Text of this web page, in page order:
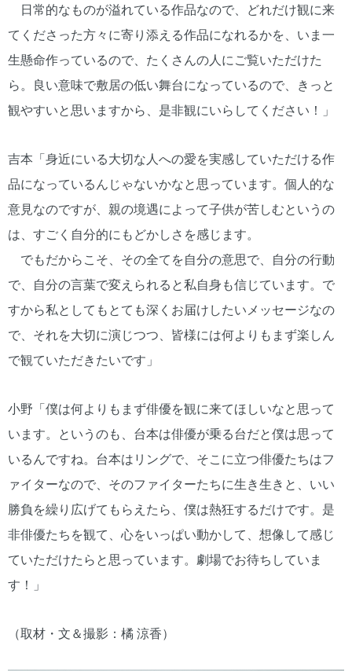
日常的なものが溢れている作品なので、どれだけ観に来
てくださった方々に寄り添える作品になれるかを、いま一
生懸命作っているので、たくさんの人にご覧いただけた
ら。良い意味で敷居の低い舞台になっているので、きっと
観やすいと思いますから、是非観にいらしてください！」
吉本「身近にいる大切な人への愛を実感していただける作
品になっているんじゃないかなと思っています。個人的な
意見なのですが、親の境遇によって子供が苦しむというの
は、すごく自分的にもどかしさを感じます。
でもだからこそ、その全てを自分の意思で、自分の行動
で、自分の言葉で変えられると私自身も信じています。で
すから私としてもとても深くお届けしたいメッセージなの
で、それを大切に演じつつ、皆様には何よりもまず楽しん
で観ていただきたいです」
小野「僕は何よりもまず俳優を観に来てほしいなと思って
います。というのも、台本は俳優が乗る台だと僕は思って
いるんですね。台本はリングで、そこに立つ俳優たちはフ
ァイターなので、そのファイターたちに生き生きと、いい
勝負を繰り広げてもらえたら、僕は熱狂するだけです。是
非俳優たちを観て、心をいっぱい動かして、想像して感じ
ていただけたらと思っています。劇場でお待ちしていま
す！」
（取材・文＆撮影：橘 涼香）